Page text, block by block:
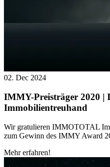
02. Dec 2024
IMMY-Preisträger 2020
Immobilientreuhand
Wir gratulieren IMMOTOTAL
zum Gewinn des IMMY Award
Mehr erfahren!